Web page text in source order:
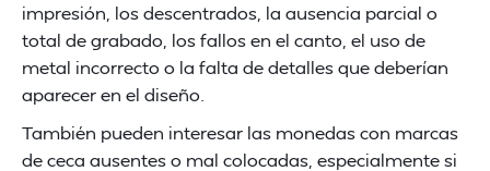
impresión, los descentrados, la ausencia parcial o
total de grabado, los fallos en el canto, el uso de
metal incorrecto o la falta de detalles que deberían
aparecer en el diseño.
También pueden interesar las monedas con marcas
de ceca ausentes o mal colocadas, especialmente si